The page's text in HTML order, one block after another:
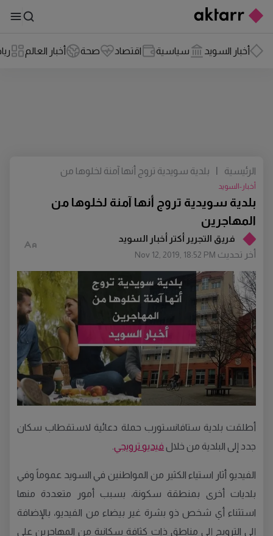
أخبار السويد سياسية اقتصاد صحة أخبار العالم
فريق التجرير أكتر أخبار السويد
أخر تحديث Nov 12, 2019, 18:52 PM
بلدية سويدية تروج أنها آمنة لخلوها من
المهاجرين
أخبار-السويد
الرئيسية |
بلدية سويدية تروج أنها آمنة لخلوها من
أطلقت بلدية ستافانستورب حملة دعائية لاستقطاب سكان
جدد إلى البلدية من خلال فيديو ترويجي
الفيديو أثار استياء الكثير من المواطنين في السويد عموماً وفي
بلديات أخرى بمنطقة سكونة، بسبب أمور متعددة منها
استثناء أي شخص ذو بشرة غير بيضاء من الفيديو، بالإضافة
إلى الترويج إلى مناطق ذات كثافة سكانية من المهاجرين على